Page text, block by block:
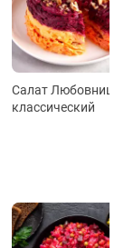
Салат Любовница
классический